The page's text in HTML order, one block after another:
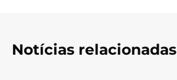
Notícias relacionadas